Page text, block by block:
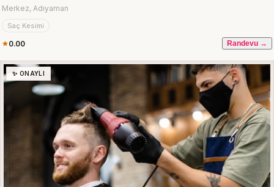
Merkez, Adıyaman
Saç Kesimi
0.00 Randevu →
✨ ONAYLI